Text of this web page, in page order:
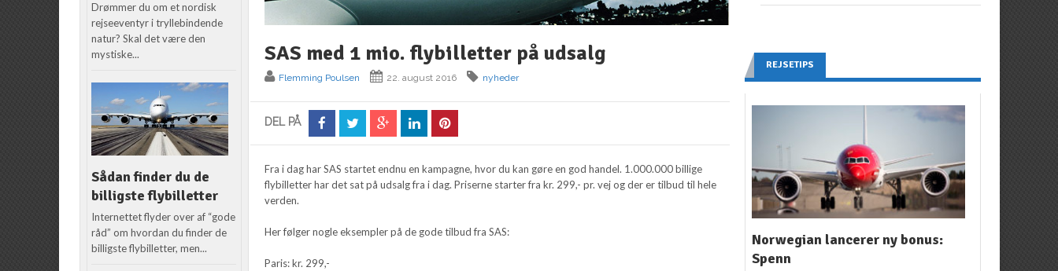
SAS med 1 mio. flybilletter på udsalg
Flemming Poulsen 22. august 2016 nyheder
DEL PÅ
Fra i dag har SAS startet endnu en kampagne, hvor du kan gøre en god handel. 1.000.000 billige
flybilletter har det sat på udsalg fra i dag. Priserne starter fra kr. 299,- pr. vej og der er tilbud til hele
verden.
Her følger nogle eksempler på de gode tilbud fra SAS:
Paris: kr. 299,-
Drømmer du om et nordisk
rejseeventyr i tryllebindende
natur? Skal det være den
mystiske...
Sådan finder du de
billigste flybilletter
Internettet flyder over af “gode
råd” om hvordan du finder de
billigste flybilletter, men...
REJSETIPS
Norwegian lancerer ny bonus:
Spenn